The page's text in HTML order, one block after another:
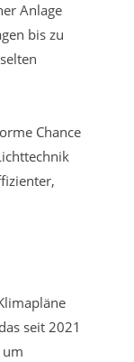
Anlage
bis zu
Chance
seit 2021
um